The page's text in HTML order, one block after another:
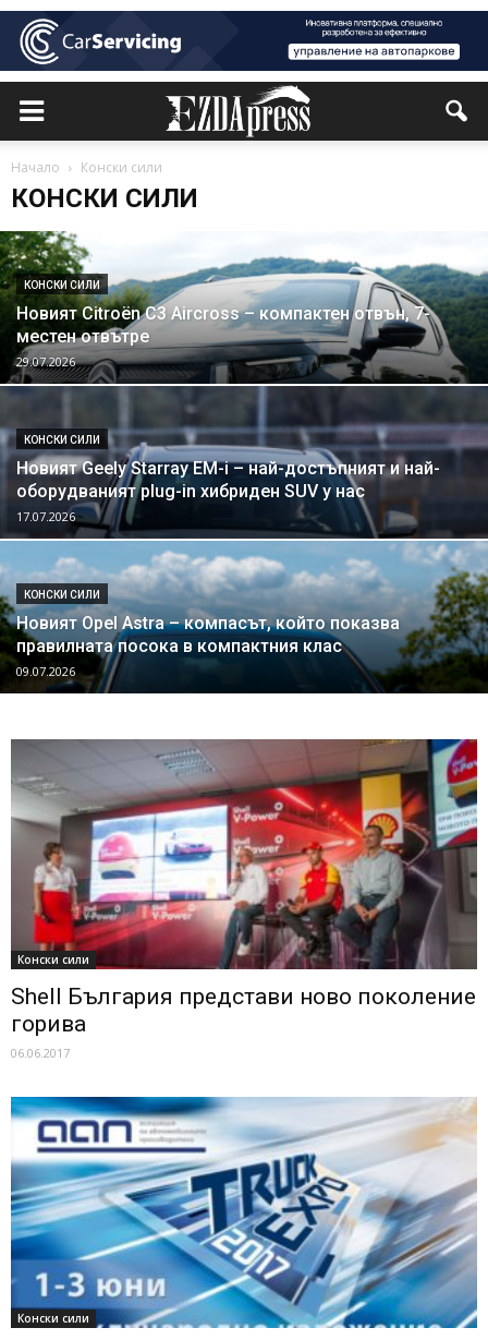
Начало Конски сили
КОНСКИ СИЛИ
КОНСКИ СИЛИ
Новият Citroën C3 Aircross – компактен отвън, 7-
местен отвътре
29.07.2026
КОНСКИ СИЛИ
Новият Geely Starray EM-i – най-достъпният и най-
оборудваният plug-in хибриден SUV у нас
17.07.2026
КОНСКИ СИЛИ
Новият Opel Astra – компасът, който показва
правилната посока в компактния клас
09.07.2026
Конски сили
Shell България представи ново поколение
горива
06.06.2017
Конски сили